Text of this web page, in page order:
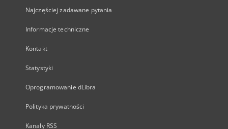
Najczęściej zadawane pytania
Informacje techniczne
Kontakt
Statystyki
Oprogramowanie dLibra
Polityka prywatności
Kanały RSS